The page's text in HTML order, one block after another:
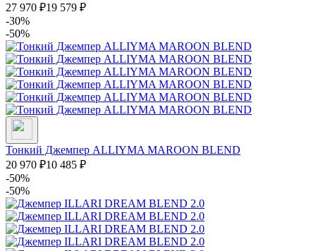
27 970 ₽19 579 ₽
-30%
-50%
Тонкий Джемпер ALLIYMA MAROON BLEND
20 970 ₽10 485 ₽
-50%
-50%